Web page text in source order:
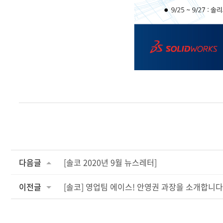
다음글 [솔코 2020년 9월 뉴스레터]
이전글 [솔코] 영업팀 에이스! 안영권 과장을 소개합니